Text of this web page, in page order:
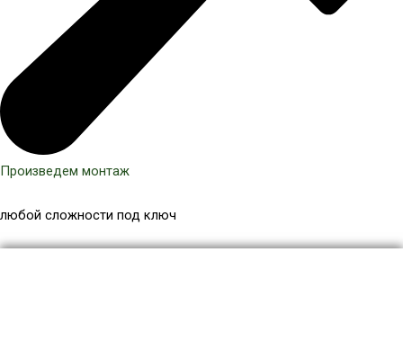
Произведем монтаж
любой сложности под ключ